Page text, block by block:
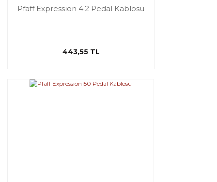
Pfaff Expression 4.2 Pedal Kablosu
443,55 TL